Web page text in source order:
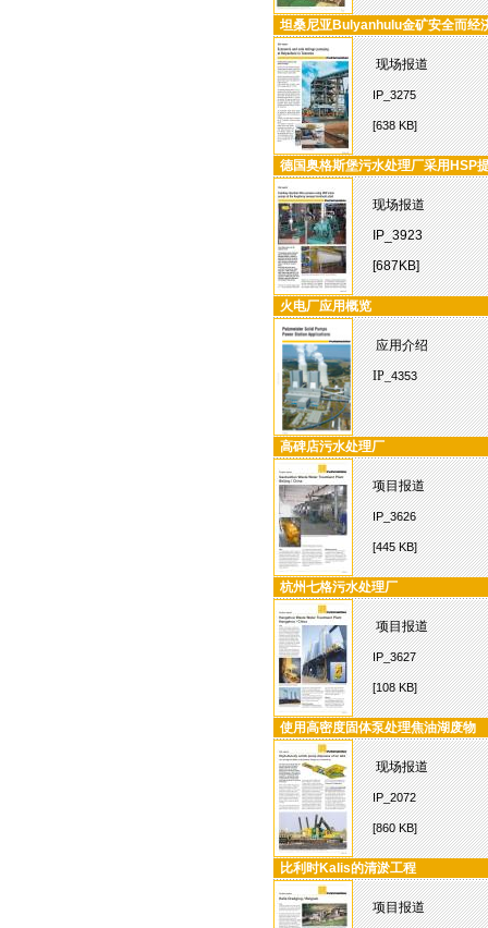
坦桑尼亚Bulyanhulu金矿安全而经
现场报道
IP_3275
[638 KB]
德国奥格斯堡污水处理厂采用HSP
现场报道
IP_3923
[687KB]
火电厂应用概览
应用介绍
IP_4353
高碑店污水处理厂
项目报道
IP_3626
[445 KB]
杭州七格污水处理厂
项目报道
IP_3627
[108 KB]
使用高密度固体泵处理焦油湖废物
现场报道
IP_2072
[860 KB]
比利时Kalis的清淤工程
项目报道